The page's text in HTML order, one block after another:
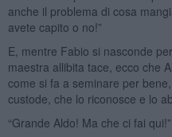
anche il problema di cosa
avete capito o no!”
E, mentre Fabio si nasconde
maestra allibita tace, ecco che
come si fa a seminare per
custode, che lo riconosce e lo
“Grande Aldo! Ma che ci fai qui!”